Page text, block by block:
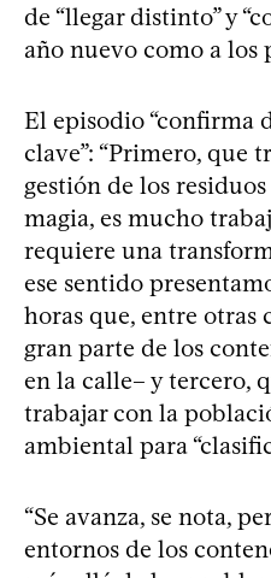
de “llegar distinto” y
año nuevo como a los
El episodio “confirma
clave”: “Primero, que
gestión de los
magia, es mucho
requiere una
ese sentido
horas que, entre otras
gran parte de los
en la calle– y tercero,
trabajar con la
ambiental para
“Se avanza, se nota,
entornos de los